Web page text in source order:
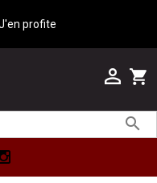
profite
shopping_cart

